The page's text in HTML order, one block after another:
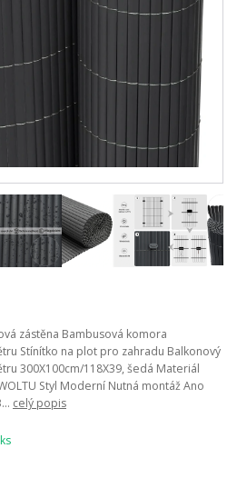
zástěna Bambusová komora
Stínítko na plot pro zahradu Balkonový
300X100cm/118X39, šedá Materiál
Styl Moderní Nutná montáž Ano
celý popis